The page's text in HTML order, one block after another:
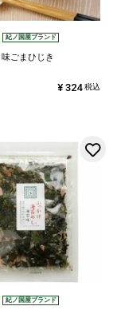
紀ノ国屋ブランド
ごまひじき
¥ 324 税込
に登録する
紀ノ国屋ブランド